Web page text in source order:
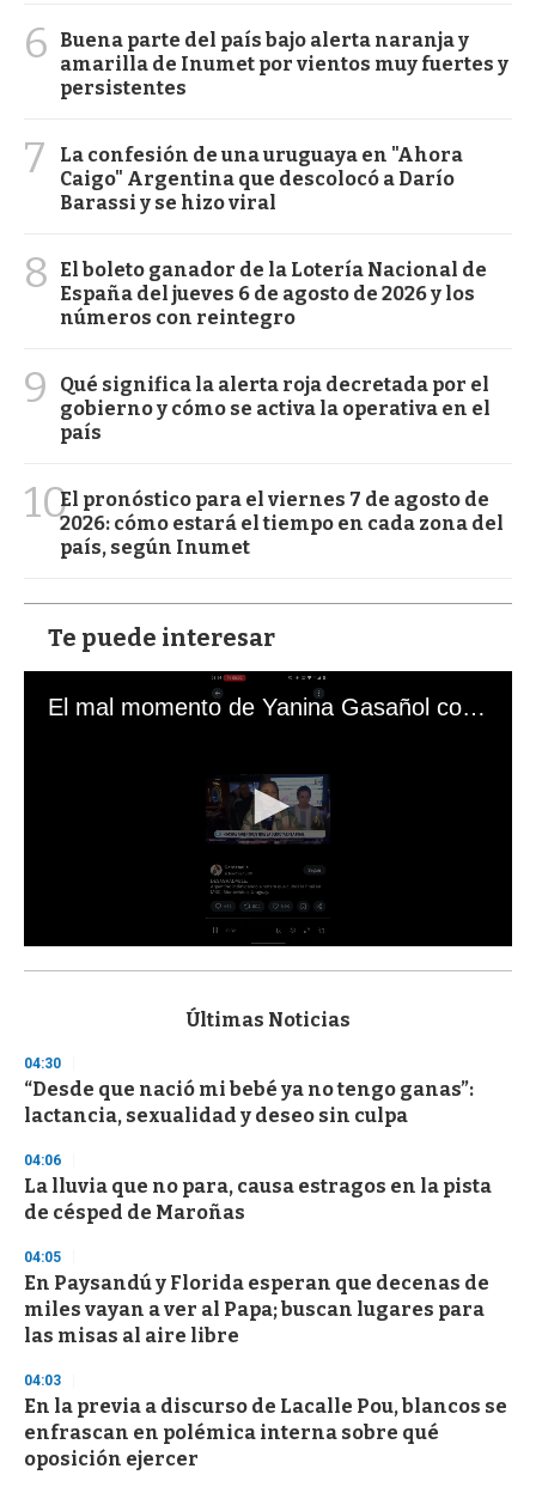
6
Buena parte del país bajo alerta naranja y
amarilla de Inumet por vientos muy fuertes y
persistentes
7
La confesión de una uruguaya en "Ahora
Caigo" Argentina que descolocó a Darío
Barassi y se hizo viral
8
El boleto ganador de la Lotería Nacional de
España del jueves 6 de agosto de 2026 y los
números con reintegro
9
Qué significa la alerta roja decretada por el
gobierno y cómo se activa la operativa en el
país
10El pronóstico para el viernes 7 de agosto de
2026: cómo estará el tiempo en cada zona del
país, según Inumet
Te puede interesar
El mal momento de Yanina Gasañol con un hincha argentino en "Subrayado"
s
d
s
o
f
3
s
e
c
n
d
Últimas Noticias
04:30
“Desde que nació mi bebé ya no tengo ganas”:
lactancia, sexualidad y deseo sin culpa
04:06
La lluvia que no para, causa estragos en la pista
de césped de Maroñas
04:05
En Paysandú y Florida esperan que decenas de
miles vayan a ver al Papa; buscan lugares para
las misas al aire libre
04:03
En la previa a discurso de Lacalle Pou, blancos se
enfrascan en polémica interna sobre qué
oposición ejercer